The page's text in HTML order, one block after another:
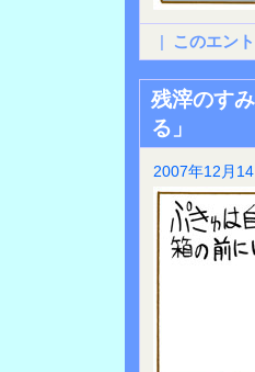
| このエン
残滓のす
る」
2007年12月